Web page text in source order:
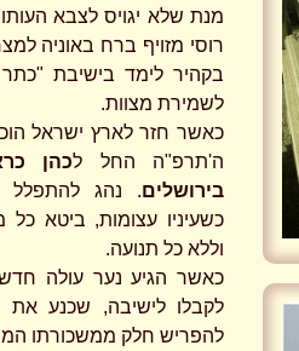
מנת שלא יגויס לצבא
בקהיר לימד בישיבת "כתר
לשמירת מצוות.
כאשר חזר לארץ ישראל
ה'תרפ"ה החל לכהן
בירושלים. נהג להתפלל
כשעיניו עצומות, ביטא
וללא כל תנועה.
כאשר הגיע נער עולה
לקבלו לישיבה, שכנע את
להפריש חלק ממשכורתו